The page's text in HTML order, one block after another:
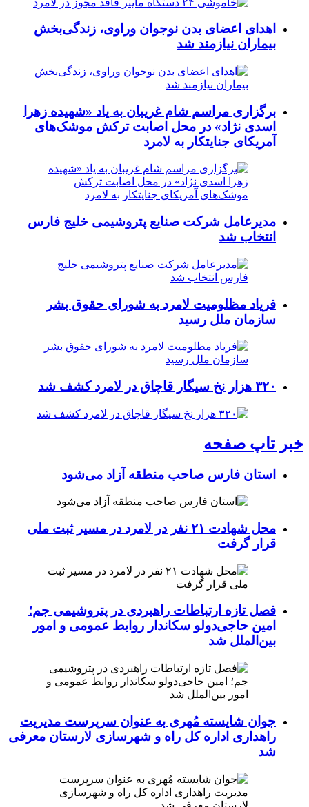
اهدای اعضای بدن نوجوان وراوی، زندگی‌بخش
بیماران نیازمند شد
برگزاری مراسم شام غریبان به یاد «شهیده زهرا
اسدی نژاد» در محل اصابت ترکش موشک‌های
آمریکای جنایتکار به لامرد
مدیرعامل شرکت صنایع پتروشیمی خلیج فارس
انتخاب شد
فریاد مظلومیت لامرد به شورای حقوق بشر
سازمان ملل رسید
۳۲۰ هزار نخ سیگار قاچاق در لامرد کشف شد
خبر تاپ صفحه
استان فارس صاحب منطقه آزاد می‌شود
محل شهادت ۲۱ نفر در لامرد در مسیر ثبت ملی
قرار گرفت
فصل تازه ارتباطات راهبردی در پتروشیمی جم؛
امین حاجی‌دولو سکاندار روابط عمومی و امور
بین‌الملل شد
جوان شایسته مُهری به عنوان سرپرست مدیریت
راهداری اداره کل راه و شهرسازی لارستان معرفی
شد